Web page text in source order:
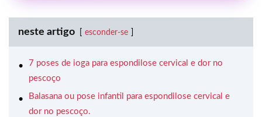
neste artigo esconder-se
7 poses de ioga para espondilose cervical e dor no
pescoço
Balasana ou pose infantil para espondilose cervical e
dor no pescoço.